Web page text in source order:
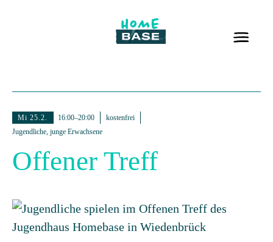
Mi 25.2. 16:00–20:00
kostenfrei
Jugendliche, junge Erwachsene
Offener Treff